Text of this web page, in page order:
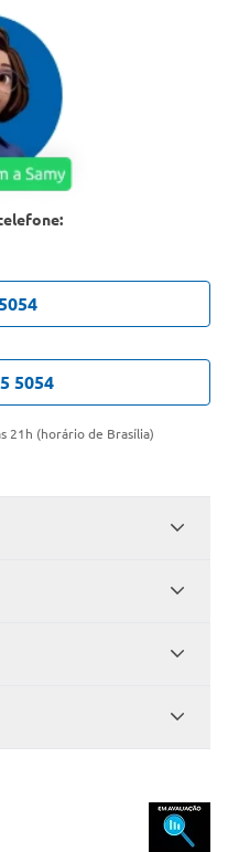
5054
21h (horário de Brasília)